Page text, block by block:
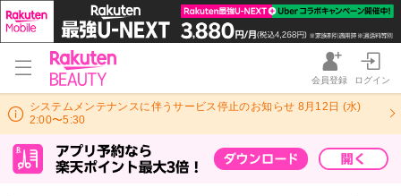
会員登録 ログイン
システムメンテナンスに伴うサービス停止のお知らせ 8月12日 (水)
2:00〜5:30